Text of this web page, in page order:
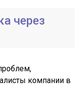
через
компании в